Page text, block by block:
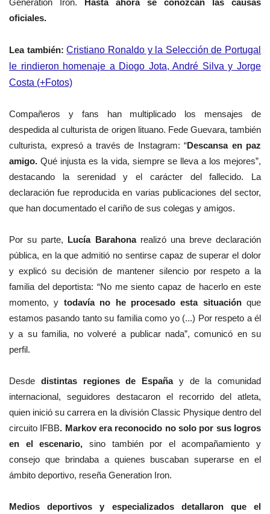
Generation Iron. Hasta ahora se conozcan las causas
oficiales.
Lea también: Cristiano Ronaldo y la Selección de Portugal
le rindieron homenaje a Diogo Jota, André Silva y Jorge
Costa (+Fotos)
Compañeros y fans han multiplicado los mensajes de
despedida alculturista de origen lituano. Fede Guevara, también
culturista, expresó a través de Instagram: “Descansa en paz
amigo. Qué injusta es la vida, siempre se lleva a los mejores”,
destacando la serenidad y el carácter del fallecido. La
declaración fue reproducida en varias publicaciones del sector,
que han documentado el cariño de sus colegas y amigos.
Por su parte, Lucía Barahonarealizó una breve declaración
pública, en la que admitió no sentirse capaz de superar el dolor
y explicó su decisión de mantener silencio por respeto a la
familia del deportista: “No me siento capaz de hacerlo en este
momento, y todavía no he procesado esta situación que
estamos pasando tanto su familia como yo (...) Por respeto a él
y a su familia, no volveré a publicar nada”, comunicó en su
perfil.
Desde distintas regiones de España y de la comunidad
internacional, seguidores destacaron el recorrido del atleta,
quien inició su carrera en la división Classic Physique dentro del
circuito IFBB. Markov era reconocido no solo por sus logros
en el escenario, sino también por el acompañamiento y
consejo que brindaba a quienes buscaban superarse en el
ámbito deportivo, reseña Generation Iron.
Medios deportivos y especializados detallaron que el